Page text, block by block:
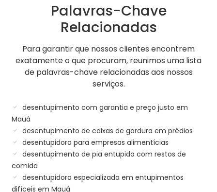
Palavras-Chave
Relacionadas
Para garantir que nossos clientes encontrem
exatamente o que procuram, reunimos uma lista
de palavras-chave relacionadas aos nossos
serviços.
desentupimento com garantia e preço justo em
Mauá
desentupimento de caixas de gordura em prédios
desentupidora para empresas alimentícias
desentupimento de pia entupida com restos de
comida
desentupidora especializada em entupimentos
difíceis em Mauá